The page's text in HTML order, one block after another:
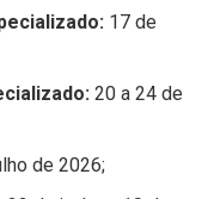
17 de
20 a 24 de
de 2026;